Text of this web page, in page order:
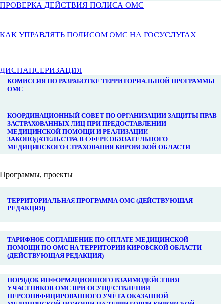
ПРОВЕРКА ДЕЙСТВИЯ ПОЛИСА ОМС
КАК УПРАВЛЯТЬ ПОЛИСОМ ОМС НА ГОСУСЛУГАХ
ДИСПАНСЕРИЗАЦИЯ
КОМИССИЯ ПО РАЗРАБОТКЕ ТЕРРИТОРИАЛЬНОЙ ПРОГРАММЫ
ОМС
КООРДИНАЦИОННЫЙ СОВЕТ ПО ОРГАНИЗАЦИИ ЗАЩИТЫ ПРАВ
ЗАСТРАХОВАННЫХ ЛИЦ ПРИ ПРЕДОСТАВЛЕНИИ
МЕДИЦИНСКОЙ ПОМОЩИ И РЕАЛИЗАЦИИ
ЗАКОНОДАТЕЛЬСТВА В СФЕРЕ ОБЯЗАТЕЛЬНОГО
МЕДИЦИНСКОГО СТРАХОВАНИЯ КИРОВСКОЙ ОБЛАСТИ
Программы, проекты
ТЕРРИТОРИАЛЬНАЯ ПРОГРАММА ОМС (ДЕЙСТВУЮЩАЯ
РЕДАКЦИЯ)
ТАРИФНОЕ СОГЛАШЕНИЕ ПО ОПЛАТЕ МЕДИЦИНСКОЙ
ПОМОЩИ ПО ОМС НА ТЕРРИТОРИИ КИРОВСКОЙ ОБЛАСТИ
(ДЕЙСТВУЮЩАЯ РЕДАКЦИЯ)
ПОРЯДОК ИНФОРМАЦИОННОГО ВЗАИМОДЕЙСТВИЯ
УЧАСТНИКОВ ОМС ПРИ ОСУЩЕСТВЛЕНИИ
ПЕРСОНИФИЦИРОВАННОГО УЧЁТА ОКАЗАННОЙ